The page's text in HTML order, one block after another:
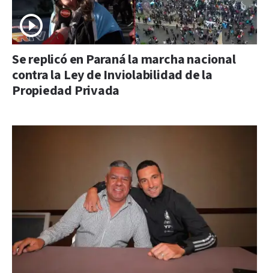
Se replicó en Paraná la marcha nacional
contra la Ley de Inviolabilidad de la
Propiedad Privada